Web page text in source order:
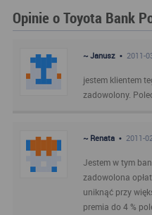
Opinie o Toyota Bank
~ Janusz • 2011-
jestem klientem
zadowolony.
~ Renata • 2011-
Jestem w tym
zadowolona
uniknąć przy
premia do 4 %